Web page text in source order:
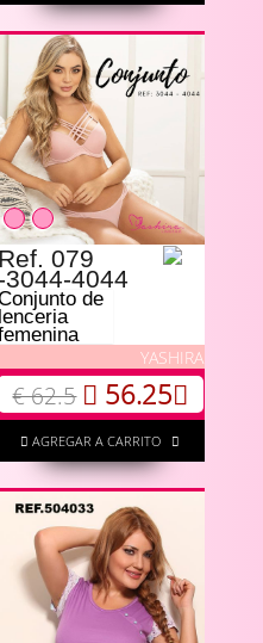
Ref. 079
-3044-4044
de
lenceria
YASHIRA
€ 62.5 56.25
AGREGAR A CARRITO